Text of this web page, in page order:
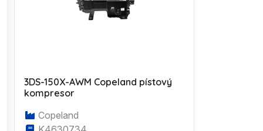
3DS-150X-AWM Copeland pístový
kompresor
Copeland